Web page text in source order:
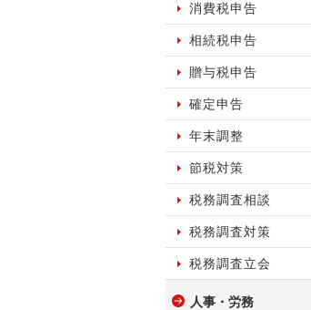
消費税申告
相続税申告
贈与税申告
確定申告
年末調整
節税対策
税務調査相談
税務調査対策
税務調査立会
人事・労務